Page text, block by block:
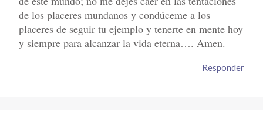
de los placeres mundanos y condúceme a los
placeres de seguir tu ejemplo y tenerte en mente hoy
y siempre para alcanzar la vida eterna…. Amen.
Responder